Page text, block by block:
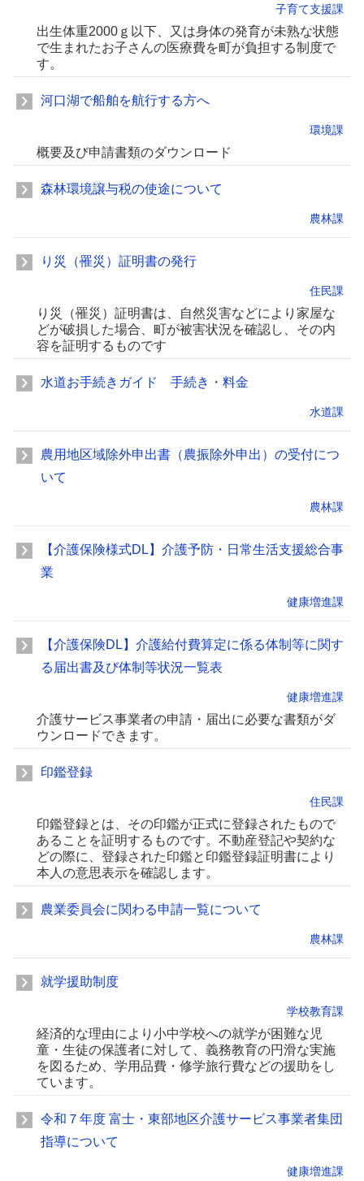
子育て支援課
出生体重2000ｇ以下、又は身体の発育が未熟な状態
で生まれたお子さんの医療費を町が負担する制度で
す。
河口湖で船舶を航行する方へ
環境課
概要及び申請書類のダウンロード
森林環境譲与税の使途について
農林課
り災（罹災）証明書の発行
住民課
り災（罹災）証明書は、自然災害などにより家屋な
どが破損した場合、町が被害状況を確認し、その内
容を証明するものです
水道お手続きガイド 手続き・料金
水道課
農用地区域除外申出書（農振除外申出）の受付につ
いて
農林課
【介護保険様式DL】介護予防・日常生活支援総合事
業
健康増進課
【介護保険DL】介護給付費算定に係る体制等に関す
る届出書及び体制等状況一覧表
健康増進課
介護サービス事業者の申請・届出に必要な書類がダ
ウンロードできます。
印鑑登録
住民課
印鑑登録とは、その印鑑が正式に登録されたもので
あることを証明するものです。不動産登記や契約な
どの際に、登録された印鑑と印鑑登録証明書により
本人の意思表示を確認します。
農業委員会に関わる申請一覧について
農林課
就学援助制度
学校教育課
経済的な理由により小中学校への就学が困難な児
童・生徒の保護者に対して、義務教育の円滑な実施
を図るため、学用品費・修学旅行費などの援助をし
ています。
令和７年度 富士・東部地区介護サービス事業者集団
指導について
健康増進課